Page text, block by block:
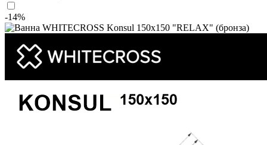
-14%